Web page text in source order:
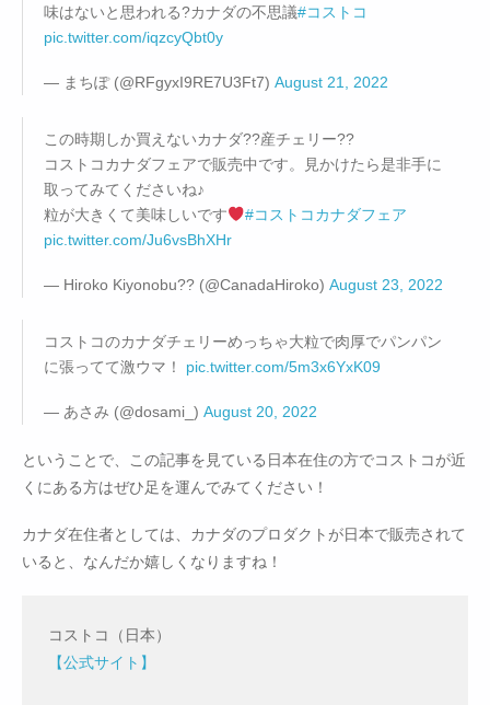
味はないと思われる?カナダの不思議#コストコ
pic.twitter.com/iqzcyQbt0y
— まちぽ (@RFgyxI9RE7U3Ft7) August 21, 2022
この時期しか買えないカナダ??産チェリー??
コストコカナダフェアで販売中です。見かけたら是非手に
取ってみてくださいね♪
粒が大きくて美味しいです
#コストコカナダフェア
pic.twitter.com/Ju6vsBhXHr
— Hiroko Kiyonobu?? (@CanadaHiroko) August 23, 2022
コストコのカナダチェリーめっちゃ大粒で肉厚でパンパン
に張ってて激ウマ！ pic.twitter.com/5m3x6YxK09
— あさみ (@dosami_) August 20, 2022
ということで、この記事を見ている日本在住の方でコストコが近
くにある方はぜひ足を運んでみてください！
カナダ在住者としては、カナダのプロダクトが日本で販売されて
いると、なんだか嬉しくなりますね！
コストコ（日本）
【公式サイト】